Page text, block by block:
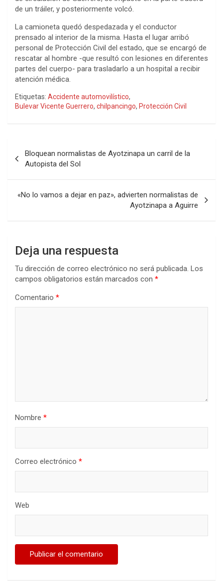
de un tráiler, y posteriormente volcó.
La camioneta quedó despedazada y el conductor
prensado al interior de la misma. Hasta el lugar arribó
personal de Protección Civil del estado, que se encargó de
rescatar al hombre -que resultó con lesiones en diferentes
partes del cuerpo- para trasladarlo a un hospital a recibir
atención médica.
Etiquetas: Accidente automovilístico,
Bulevar Vicente Guerrero, chilpancingo, Protección Civil
de
entradas
Bloquean normalistas de Ayotzinapa un carril de la
Autopista del Sol
«No lo vamos a dejar en paz», advierten normalistas de
Ayotzinapa a Aguirre
Deja una respuesta
Tu dirección de correo electrónico no será publicada. Los
campos obligatorios están marcados con *
Comentario *
Nombre *
Correo electrónico *
Web